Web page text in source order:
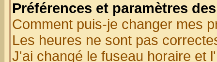
Préférences et paramètres
Comment puis-je changer mes
Les heures ne sont pas
J'ai changé le fuseau horaire et